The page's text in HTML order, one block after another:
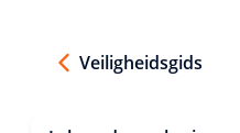
Veiligheidsgids